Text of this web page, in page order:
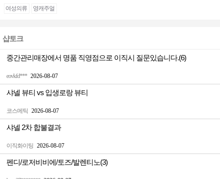
여성의류 영캐주얼
샵토크
eovkfd*** 2026-08-07
중간관리매장에서 명품 직영점으로 이직시 질문있습니다.(6)
코스메틱 2026-08-07
샤넬 뷰티 vs 입생로랑 뷰티
이직화이팅 2026-08-07
샤넬 2차 합불결과
펜디/로저비비에/토즈/발렌티노(3)